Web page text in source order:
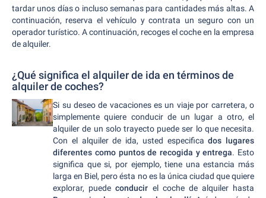
tardar unos días o incluso semanas para cantidades más altas. A
continuación, reserva el vehículo y contrata un seguro con un
operador turístico. A continuación, recoges el coche en la empresa
de alquiler.
¿Qué significa el alquiler de ida en términos de
alquiler de coches?
Si su deseo de vacaciones es un viaje por carretera, o
simplemente quiere conducir de un lugar a otro, el
alquiler de un solo trayecto puede ser lo que necesita.
Con el alquiler de ida, usted especifica dos lugares
diferentes como puntos de recogida y entrega. Esto
significa que si, por ejemplo, tiene una estancia más
larga en Biel, pero ésta no es la única ciudad que quiere
explorar, puedeconducir el coche de alquiler hasta